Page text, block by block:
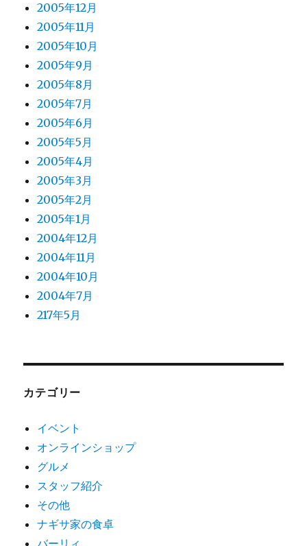
2005年12月
2005年11月
2005年10月
2005年9月
2005年8月
2005年7月
2005年6月
2005年5月
2005年4月
2005年3月
2005年2月
2005年1月
2004年12月
2004年11月
2004年10月
2004年7月
217年5月
カテゴリー
イベント
オンラインショップ
グルメ
スタッフ紹介
その他
ナギサ家の食卓